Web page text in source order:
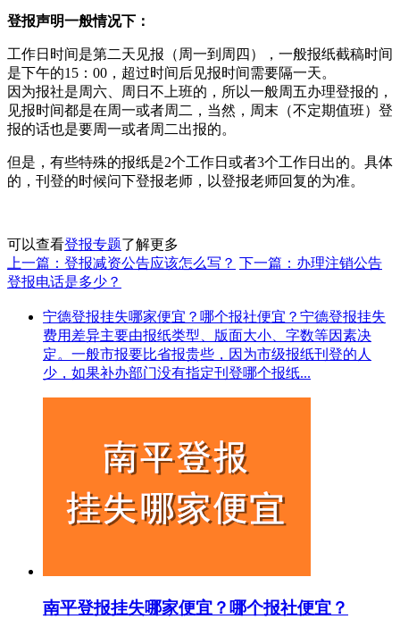
登报声明一般情况下：
工作日时间是第二天见报（周一到周四），一般报纸截稿时间
是下午的15：00，超过时间后见报时间需要隔一天。
因为报社是周六、周日不上班的，所以一般周五办理登报的，
见报时间都是在周一或者周二，当然，周末（不定期值班）登
报的话也是要周一或者周二出报的。
但是，有些特殊的报纸是2个工作日或者3个工作日出的。具体
的，刊登的时候问下登报老师，以登报老师回复的为准。
可以查看登报专题了解更多
上一篇：登报减资公告应该怎么写？ 下一篇：办理注销公告
登报电话是多少？
宁德登报挂失哪家便宜？哪个报社便宜？宁德登报挂失
费用差异主要由报纸类型、版面大小、字数等因素决
定。一般市报要比省报贵些，因为市级报纸刊登的人
少，如果补办部门没有指定刊登哪个报纸...
南平登报挂失哪家便宜？哪个报社便宜？